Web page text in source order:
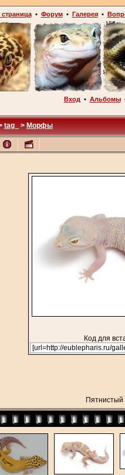
страница• Форум• Галерея•
Вход • Альбомы
tag_ > Морфы
Код для